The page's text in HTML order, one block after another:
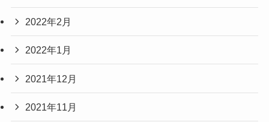
2022年2月
2022年1月
2021年12月
2021年11月